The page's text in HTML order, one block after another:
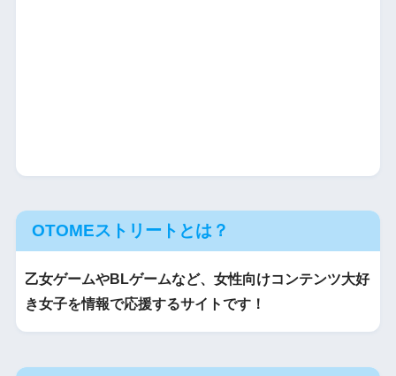
OTOMEストリートとは？
乙女ゲームやBLゲームなど、女性向けコンテンツ大好
き女子を情報で応援するサイトです！